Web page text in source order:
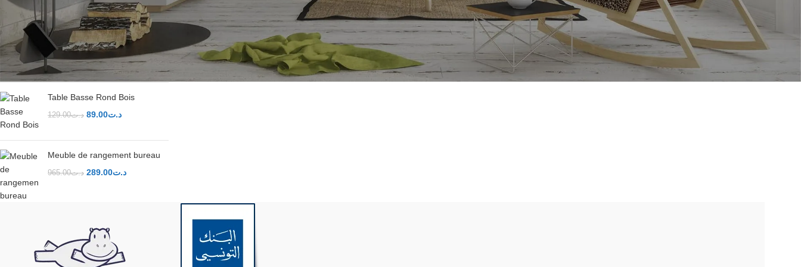
MEILLEURS PRODUITS
Table de chevet scandinave à 2
tiroirs
219.00 د.ت
Table Basse Rond Bois
د.ت129.00 د.ت89.00
Meuble de rangement bureau
د.ت965.00 د.ت289.00